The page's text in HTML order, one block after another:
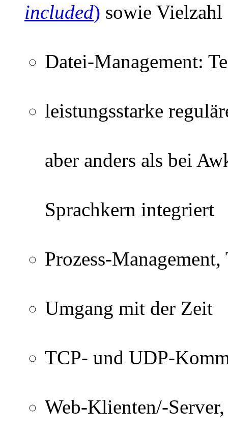
included) sowie
Datei-Management:
leistungsstarke
aber anders als bei
Sprachkern integriert
Prozess-Management,
Umgang mit der Zeit
TCP- und UDP-
Web-Klienten/-